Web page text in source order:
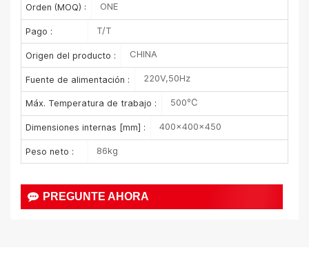
Orden (MOQ) : ONE
Pago : T/T
Origen del producto : CHINA
Fuente de alimentación : 220V,50Hz
Máx. Temperatura de trabajo : 500℃
Dimensiones internas [mm] : 400×400×450
Peso neto : 86kg
PREGUNTE AHORA